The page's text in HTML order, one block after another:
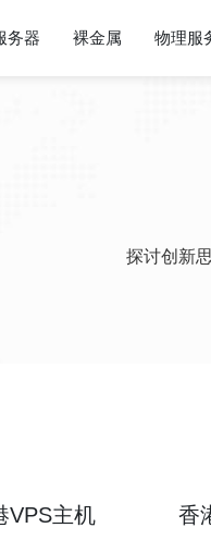
务器 裸金属 物理服
探讨创新
VPS主机 香